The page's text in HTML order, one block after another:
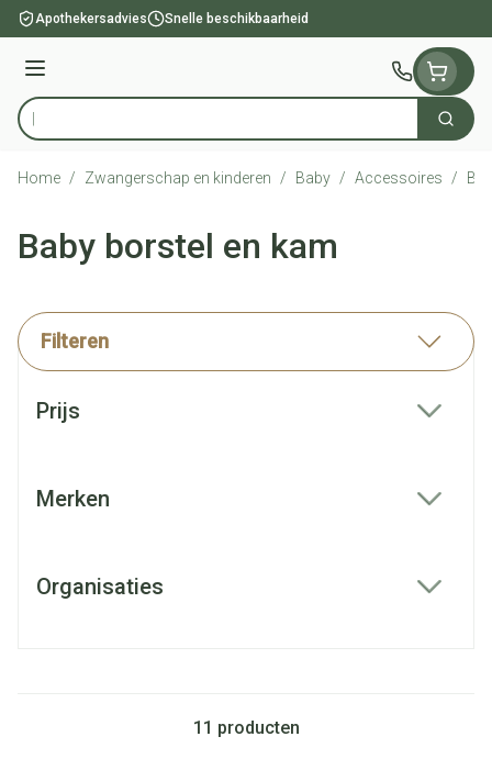
Ga naar de inhoud
Apothekersadvies Snelle beschikbaarheid
Menu
Product, merk, categorie... Zoek
Home / Zwangerschap en kinderen / Baby / Accessoires /
Baby borstel en kam
Filteren
Prijs
Merken
Organisaties
11 producten